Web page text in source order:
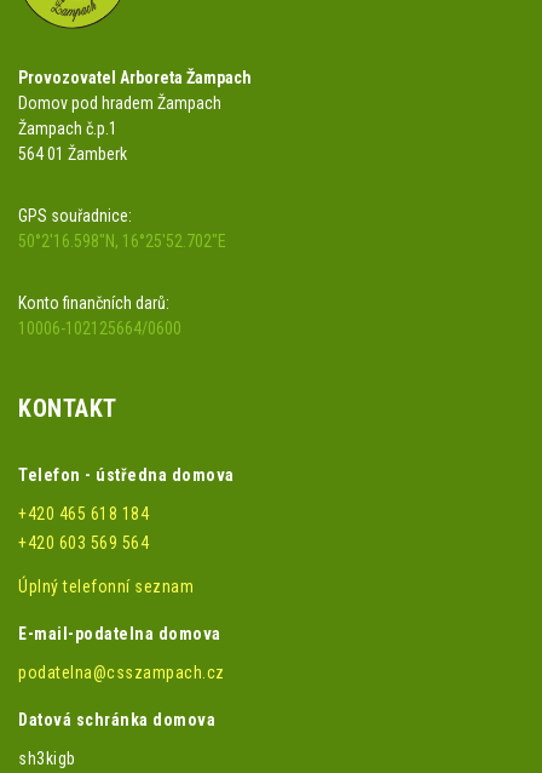
Provozovatel Arboreta Žampach
Domov pod hradem Žampach
Žampach č.p.1
564 01 Žamberk
GPS souřadnice:
50°2'16.598"N, 16°25'52.702"E
Konto finančních darů:
10006-102125664/0600
KONTAKT
Telefon - ústředna domova
+420 465 618 184
+420 603 569 564
Úplný telefonní seznam
E-mail-podatelna domova
podatelna@csszampach.cz
Datová schránka domova
sh3kigb